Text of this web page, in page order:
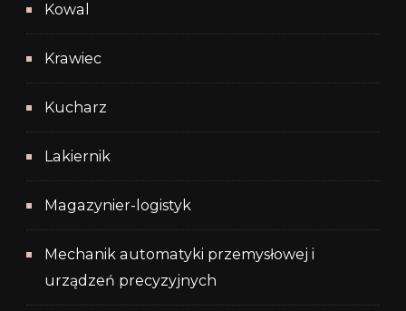
Kowal
Krawiec
Kucharz
Lakiernik
Magazynier-logistyk
Mechanik automatyki przemysłowej i
urządzeń precyzyjnych